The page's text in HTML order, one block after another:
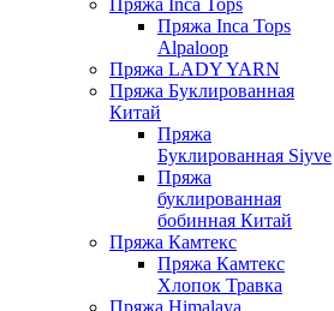
Пряжа Inca Tops
Пряжа Inca Tops
Alpaloop
Пряжа LADY YARN
Пряжа Буклированная
Китай
Пряжа
Буклированная Siyve
Пряжа
буклированная
бобинная Китай
Пряжа Камтекс
Пряжа Камтекс
Хлопок Травка
Пряжа Himalaya